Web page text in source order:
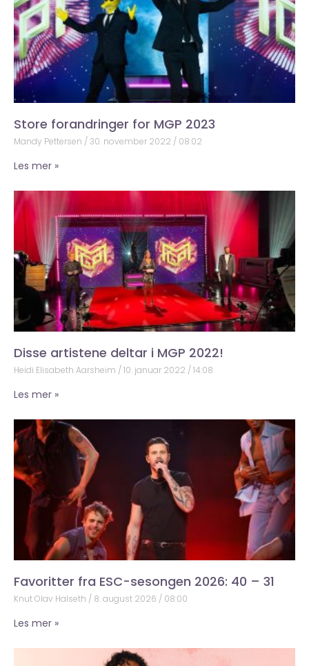
Store forandringer for MGP 2023
Mandy Pettersen 30. november 2022 08:02
Les mer »
Disse artistene deltar i MGP 2022!
Heidi Elisabeth Aarsheim 10. januar 2022 14:08
Les mer »
Favoritter fra ESC-sesongen 2026: 40 – 31
Knut Olav Halseth 8. august 2026 08:00
Les mer »